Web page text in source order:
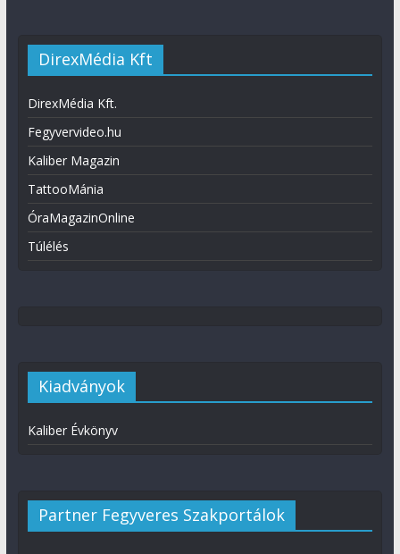
DirexMédia Kft
DirexMédia Kft.
Fegyvervideo.hu
Kaliber Magazin
TattooMánia
ÓraMagazinOnline
Túlélés
Kiadványok
Kaliber Évkönyv
Partner Fegyveres Szakportálok